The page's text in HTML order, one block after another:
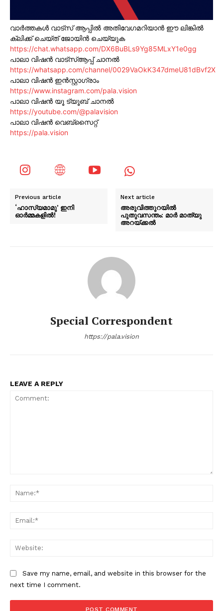
വാർത്തകൾ വാട്സ് ആപ്പിൽ അതിവേഗമറിയാൻ ഈ ലിങ്കിൽ
ക്ലിക്ക് ചെയ്ത് ജോയിൻ ചെയ്യുക
https://chat.whatsapp.com/DX6BuBLs9Yg85MLxY1e0gg
പാലാ വിഷൻ വാട്സ്ആപ്പ് ചാനൽ
https://whatsapp.com/channel/0029VaOkK347dmeU81dBvf2X
പാലാ വിഷൻ ഇൻസ്റ്റാഗ്രാം
https://www.instagram.com/pala.vision
പാലാ വിഷൻ യൂ ട്യൂബ് ചാനൽ
https://youtube.com/@palavision
പാലാ വിഷൻ വെബ്സൈറ്റ്
https://pala.vision
Previous article
‘ഹാസ്യമാമു’ ഇനി
ഓർമ്മകളിൽ!
Next article
അരുവിത്തുറയിൽ
പുതുവസന്തം: മാർ മാത്യു
അറയ്ക്കൽ
Special Correspondent
https://pala.vision
LEAVE A REPLY
Save my name, email, and website in this browser for the
next time I comment.